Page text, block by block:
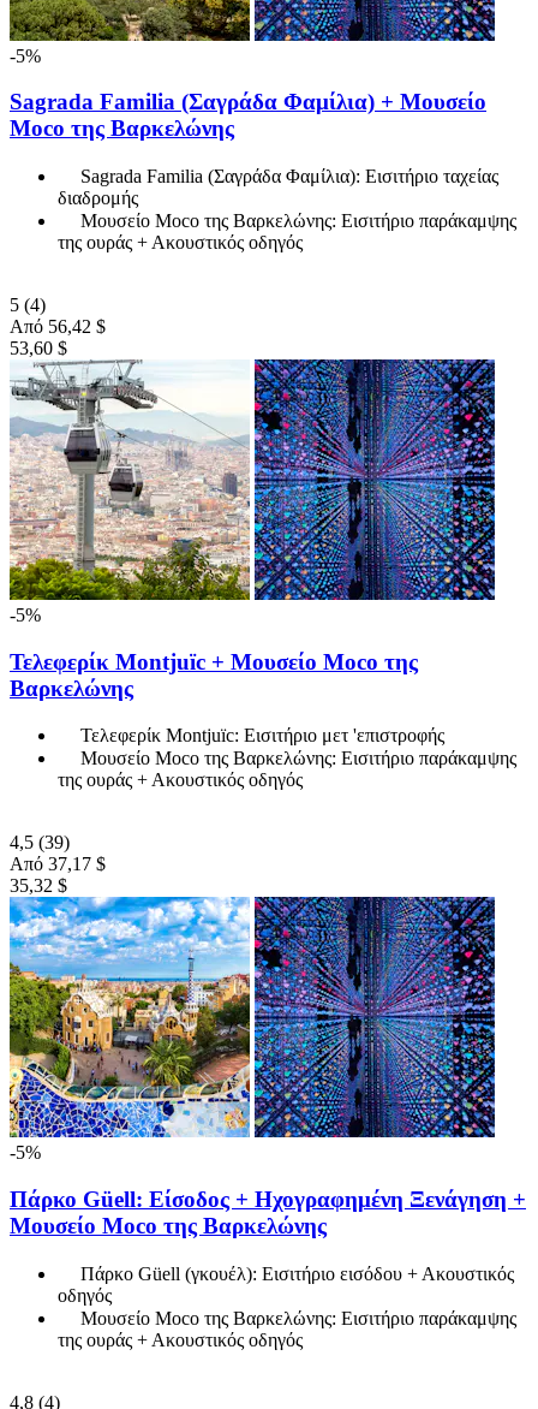
-5%
Sagrada Familia (Σαγράδα Φαμίλια) + Μουσείο
Moco της Βαρκελώνης
Sagrada Familia (Σαγράδα Φαμίλια): Εισιτήριο ταχείας
διαδρομής
Μουσείο Moco της Βαρκελώνης: Εισιτήριο παράκαμψης
της ουράς + Ακουστικός οδηγός
5 (4)
Από 56,42 $
53,60 $
-5%
Τελεφερίκ Montjuïc + Μουσείο Moco της
Βαρκελώνης
Τελεφερίκ Montjuïc: Εισιτήριο μετ 'επιστροφής
Μουσείο Moco της Βαρκελώνης: Εισιτήριο παράκαμψης
της ουράς + Ακουστικός οδηγός
4,5 (39)
Από 37,17 $
35,32 $
-5%
Πάρκο Güell: Είσοδος + Ηχογραφημένη Ξενάγηση +
Μουσείο Moco της Βαρκελώνης
Πάρκο Güell (γκουέλ): Εισιτήριο εισόδου + Ακουστικός
οδηγός
Μουσείο Moco της Βαρκελώνης: Εισιτήριο παράκαμψης
της ουράς + Ακουστικός οδηγός
4,8 (4)